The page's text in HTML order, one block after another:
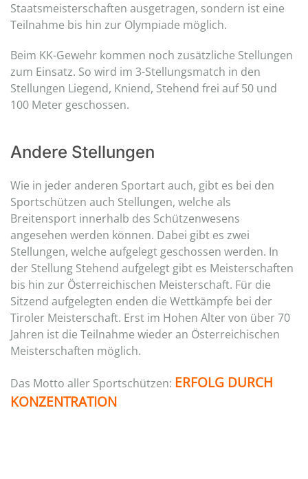
Staatsmeisterschaften ausgetragen, sondern ist eine
Teilnahme bis hin zur Olympiade möglich.
Beim KK-Gewehr kommen noch zusätzliche Stellungen
zum Einsatz. So wird im 3-Stellungsmatch in den
Stellungen Liegend, Kniend, Stehend frei auf 50 und
100 Meter geschossen.
Andere Stellungen
Wie in jeder anderen Sportart auch, gibt es bei den
Sportschützen auch Stellungen, welche als
Breitensport innerhalb des Schützenwesens
angesehen werden können. Dabei gibt es zwei
Stellungen, welche aufgelegt geschossen werden. In
der Stellung Stehend aufgelegt gibt es Meisterschaften
bis hin zur Österreichischen Meisterschaft. Für die
Sitzend aufgelegten enden die Wettkämpfe bei der
Tiroler Meisterschaft. Erst im Hohen Alter von über 70
Jahren ist die Teilnahme wieder an Österreichischen
Meisterschaften möglich.
Das Motto aller Sportschützen: ERFOLG DURCH
KONZENTRATION